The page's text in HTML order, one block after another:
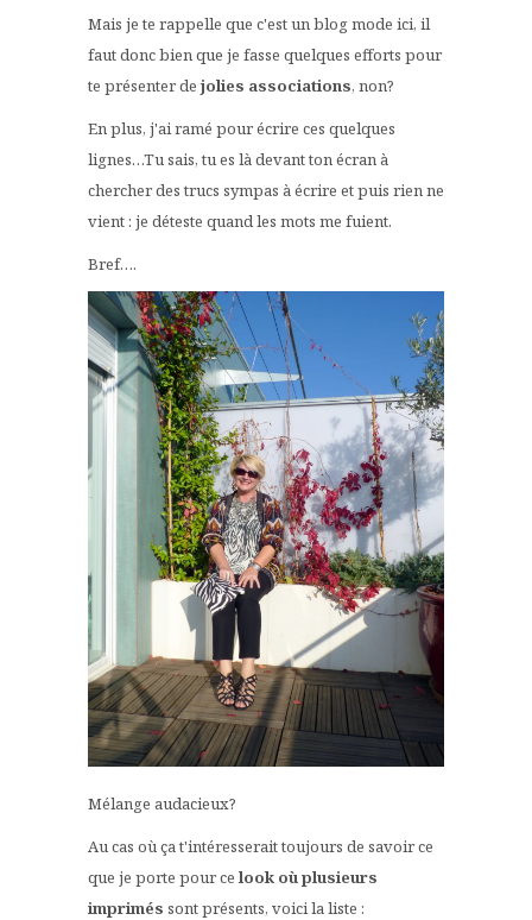
Mais je te rappelle que c'est un blog mode ici, il
faut donc bien que je fasse quelques efforts pour
te présenter de jolies associations, non?
En plus, j'ai ramé pour écrire ces quelques
lignes…Tu sais, tu es là devant ton écran à
chercher des trucs sympas à écrire et puis rien ne
vient : je déteste quand les mots me fuient.
Bref….
Mélange audacieux?
Au cas où ça t'intéresserait toujours de savoir ce
que je porte pour ce look où plusieurs
imprimés sont présents, voici la liste :